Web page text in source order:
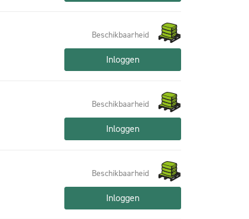
Beschikbaarheid
Inloggen
Beschikbaarheid
Inloggen
Beschikbaarheid
Inloggen